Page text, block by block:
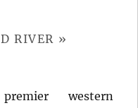
RIVER »
western